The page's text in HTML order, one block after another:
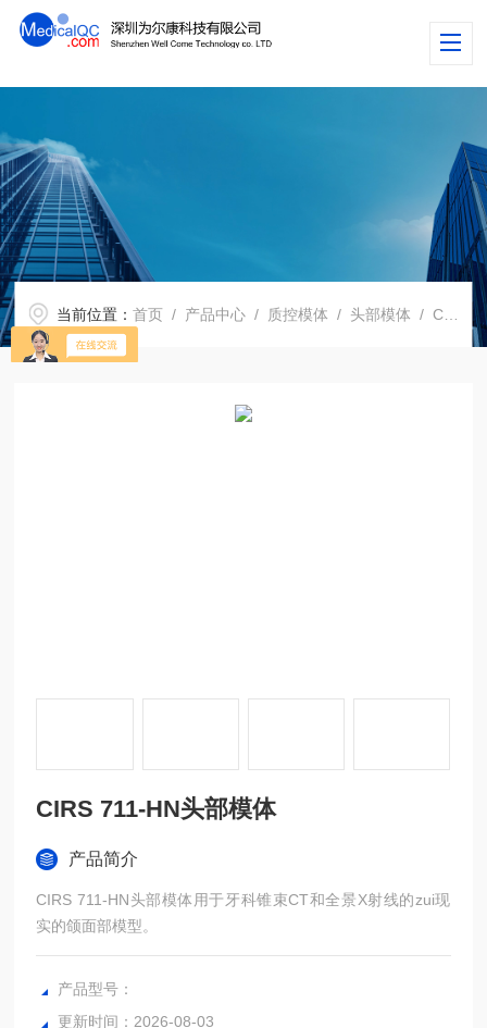
当前位置：首页 / 产品中心 / 质控模体 / 头部模体 / CIRS 711-HN头部模体
CIRS 711-HN头部模体
产品简介
CIRS 711-HN头部模体用于牙科锥束CT和全景X射线的zui现
实的颌面部模型。
产品型号：
更新时间：2026-08-03